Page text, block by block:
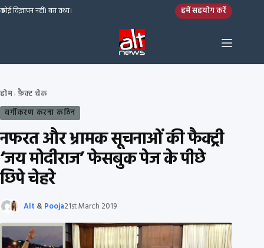
Skip to content
कोई विज्ञापन नहीं। बस तथ्य। हमें सहयोग करें
होम› फ़ैक्ट चेक
वर्गीकरण करना कठिन
नफरत और भ्रामक सूचनाओं की फैक्ट्री
‘जय मोदीराज’ फेसबुक पेज के पीछे
छिपे चेहरे
Alt & Pooja21st March 2019